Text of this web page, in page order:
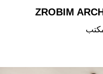
ZROBIM